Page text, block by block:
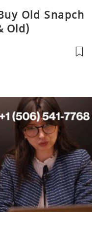
Old Snapch
Old)